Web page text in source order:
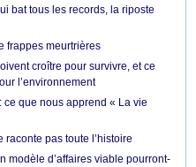
bat tous les records, la riposte
frappes meurtrières
croître pour survivre, et ce
l’environnement
que nous apprend « La vie
raconte pas toute l’histoire
modèle d’affaires viable pourront-